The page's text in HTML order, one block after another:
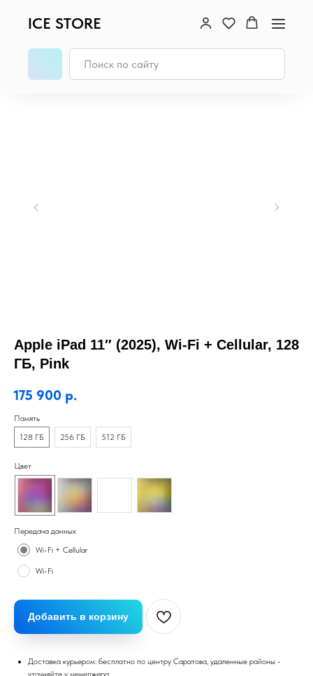
ICE STORE
Главная / iPad / iPad 11" (2025)
Apple iPad 11″ (2025), Wi-Fi + Cellular, 128
ГБ, Pink
175 900 р.
Память
128 ГБ
256 ГБ 512 ГБ
Цвет
Передача данных
Wi-Fi + Cellular
Wi-Fi
Добавить в корзину
Доставка курьером: бесплатно по центру Саратова, удаленные районы -
уточняйте у менеджера